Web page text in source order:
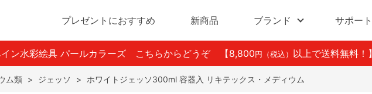
プレゼントにおすすめ 新商品 ブランド サポート
ン水彩絵具 パールカラーズ こちらからどうぞ 【8,800 円（税込） 以上で送料無料！】
ム類 > ジェッソ > ホワイトジェッソ300ml 容器入 リキテックス・メディウム